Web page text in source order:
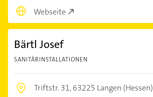
Webseite
Bärtl Josef
SANITÄRINSTALLATIONEN
Triftstr. 31,63225 Langen (Hessen)